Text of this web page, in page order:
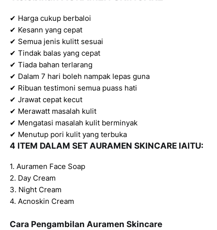
✔ Harga cukup berbaloi
✔ Kesann yang cepat
✔ Semua jenis kulitt sesuai
✔ Tindak balas yang cepat
✔ Tiada bahan terlarang
✔ Dalam 7 hari boleh nampak lepas guna
✔ Ribuan testimoni semua puass hati
✔ Jrawat cepat kecut
✔ Merawatt masalah kulit
✔ Mengatasi masalah kulit berminyak
✔ Menutup pori kulit yang terbuka
4 ITEM DALAM SET AURAMEN SKINCARE IAITU:
1. Auramen Face Soap
2. Day Cream
3. Night Cream
4. Acnoskin Cream
Cara Pengambilan Auramen Skincare